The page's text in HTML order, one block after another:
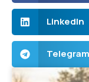
LinkedIn
Telegram